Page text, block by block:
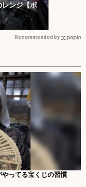
ンジ【ボ
Recommended by
ってる宝くじの習慣